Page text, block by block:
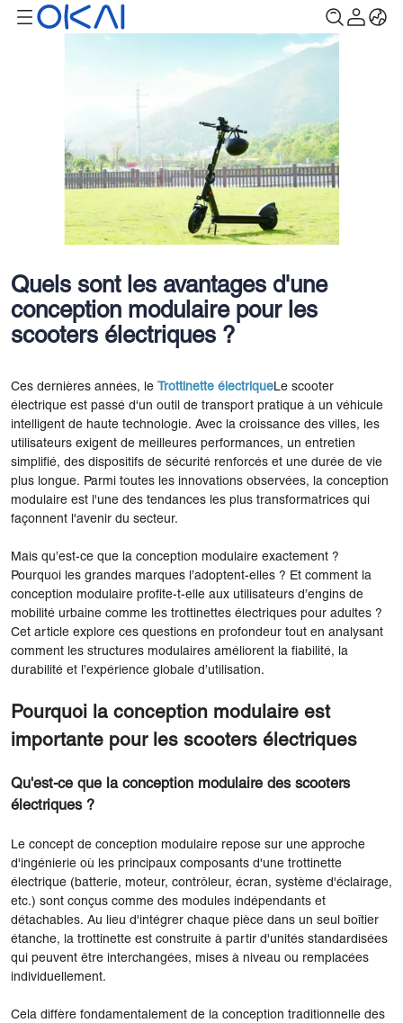
Quels sont les avantages d'une
conception modulaire pour les
scooters électriques ?
Ces dernières années, le Trottinette électriqueLe scooter
électrique est passé d'un outil de transport pratique à un véhicule
intelligent de haute technologie. Avec la croissance des villes, les
utilisateurs exigent de meilleures performances, un entretien
simplifié, des dispositifs de sécurité renforcés et une durée de vie
plus longue. Parmi toutes les innovations observées, la conception
modulaire est l'une des tendances les plus transformatrices qui
façonnent l'avenir du secteur.
Mais qu’est-ce que la conception modulaire exactement ?
Pourquoi les grandes marques l’adoptent-elles ? Et comment la
conception modulaire profite-t-elle aux utilisateurs d’engins de
mobilité urbaine comme les trottinettes électriques pour adultes ?
Cet article explore ces questions en profondeur tout en analysant
comment les structures modulaires améliorent la fiabilité, la
durabilité et l’expérience globale d’utilisation.
Pourquoi la conception modulaire est
importante pour les scooters électriques
Qu'est-ce que la conception modulaire des scooters
électriques ?
Le concept de conception modulaire repose sur une approche
d'ingénierie où les principaux composants d'une trottinette
électrique (batterie, moteur, contrôleur, écran, système d'éclairage,
etc.) sont conçus comme des modules indépendants et
détachables. Au lieu d'intégrer chaque pièce dans un seul boîtier
étanche, la trottinette est construite à partir d'unités standardisées
qui peuvent être interchangées, mises à niveau ou remplacées
individuellement.
Cela diffère fondamentalement de la conception traditionnelle des